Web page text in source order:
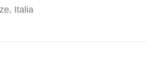
Italia